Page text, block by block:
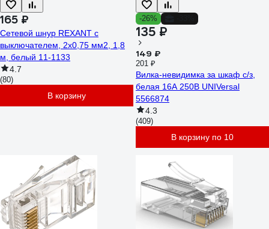
165 ₽
Сетевой шнур REXANT с
выключателем, 2х0,75 мм2, 1,8
м, белый 11-1133
4.7
(80)
В корзину
-26%
135 ₽
149 ₽
201 ₽
Вилка-невидимка за шкаф с/з,
белая 16А 250В UNIVersal
5566874
4.3
(409)
В корзину по 10